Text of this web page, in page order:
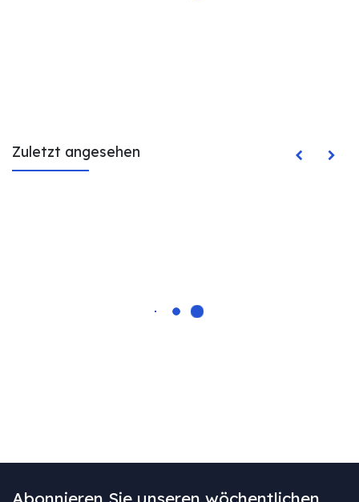
Zuletzt angesehen
Abonnieren Sie unseren wöchentlichen